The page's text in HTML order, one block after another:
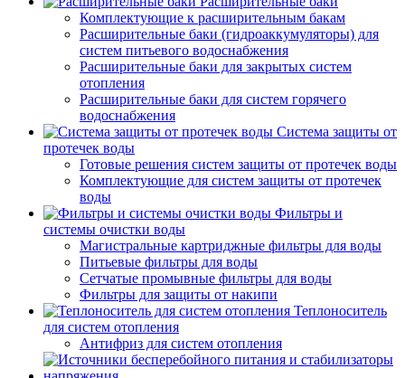
Комплектующие к расширительным бакам
Расширительные баки (гидроаккумуляторы) для
систем питьевого водоснабжения
Расширительные баки для закрытых систем
отопления
Расширительные баки для систем горячего
водоснабжения
Система защиты от
протечек воды
Готовые решения систем защиты от протечек воды
Комплектующие для систем защиты от протечек
воды
Фильтры и
системы очистки воды
Магистральные картриджные фильтры для воды
Питьевые фильтры для воды
Сетчатые промывные фильтры для воды
Фильтры для защиты от накипи
Теплоноситель
для систем отопления
Антифриз для систем отопления